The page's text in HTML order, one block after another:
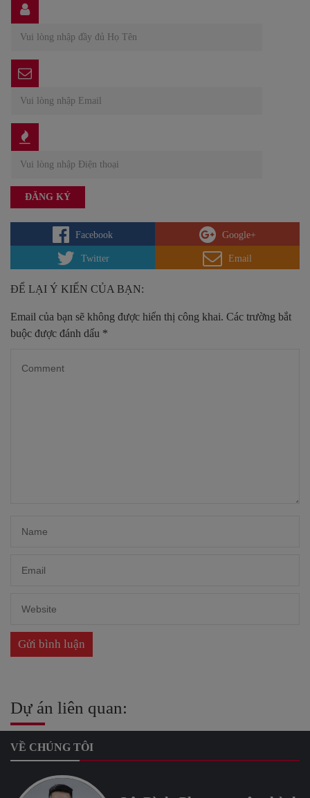
Facebook Google+
Twitter Email
ĐỂ LẠI Ý KIẾN CỦA BẠN:
Email của bạn sẽ không được hiển thị công khai. Các trường bắt
buộc được đánh dấu *
Dự án liên quan:
VỀ CHÚNG TÔI